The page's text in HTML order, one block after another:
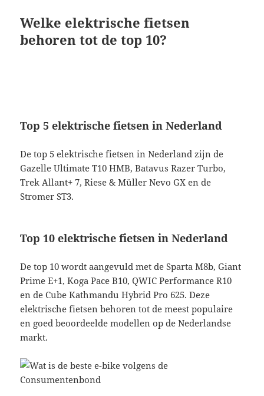
Welke elektrische fietsen
behoren tot de top 10?
Top 5 elektrische fietsen in Nederland
De top 5 elektrische fietsen in Nederland zijn de
Gazelle Ultimate T10 HMB, Batavus Razer Turbo,
Trek Allant+ 7, Riese & Müller Nevo GX en de
Stromer ST3.
Top 10 elektrische fietsen in Nederland
De top 10 wordt aangevuld met de Sparta M8b, Giant
Prime E+1, Koga Pace B10, QWIC Performance R10
en de Cube Kathmandu Hybrid Pro 625. Deze
elektrische fietsen behoren tot de meest populaire
en goed beoordeelde modellen op de Nederlandse
markt.